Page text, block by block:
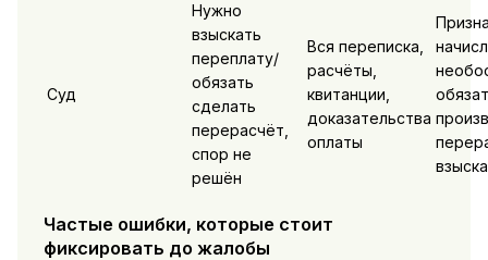
Суд
Нужно
взыскать
переплату/
обязать
сделать
перерасчёт,
спор не
решён
Вся переписка,
расчёты,
квитанции,
доказательства
оплаты
Частые ошибки, которые стоит
фиксировать до жалобы